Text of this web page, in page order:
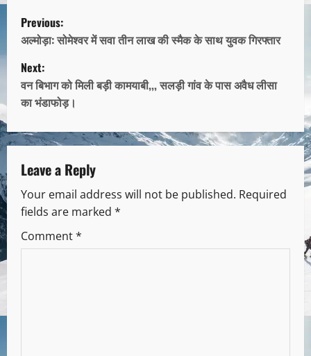
Previous:
अल्मोड़ा: सोमेश्वर में सवा तीन लाख की स्मैक के साथ युवक गिरफ्तार
Next:
वन बिभाग को मिली बड़ी कामयाबी,,, सलड़ी गांव के पास अवैध लीसा
का भंडाफोड़।
Leave a Reply
Your email address will not be published. Required
fields are marked *
Comment*